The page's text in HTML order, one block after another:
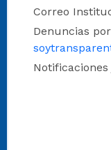
Correo
Denuncias